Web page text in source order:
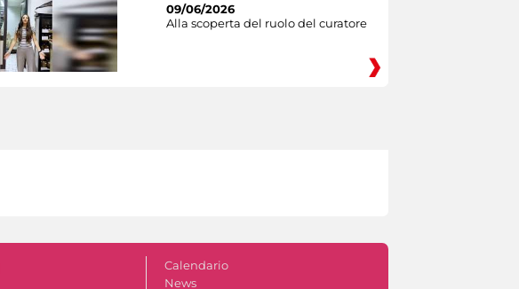
09/06/2026
Alla scoperta del ruolo del curatore
Calendario
News